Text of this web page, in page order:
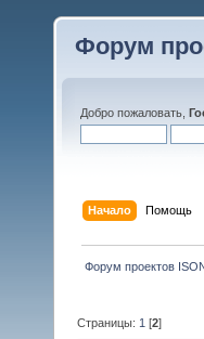
Форум
Добро пожаловать,
Начало Помощь
Форум проектов
Страницы: 1 [2]